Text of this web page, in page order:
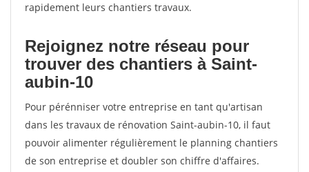
rapidement leurs chantiers travaux.
Rejoignez notre réseau pour
trouver des chantiers à Saint-
aubin-10
Pour pérénniser votre entreprise en tant qu'artisan
dans les travaux de rénovation Saint-aubin-10, il faut
pouvoir alimenter régulièrement le planning chantiers
de son entreprise et doubler son chiffre d'affaires.